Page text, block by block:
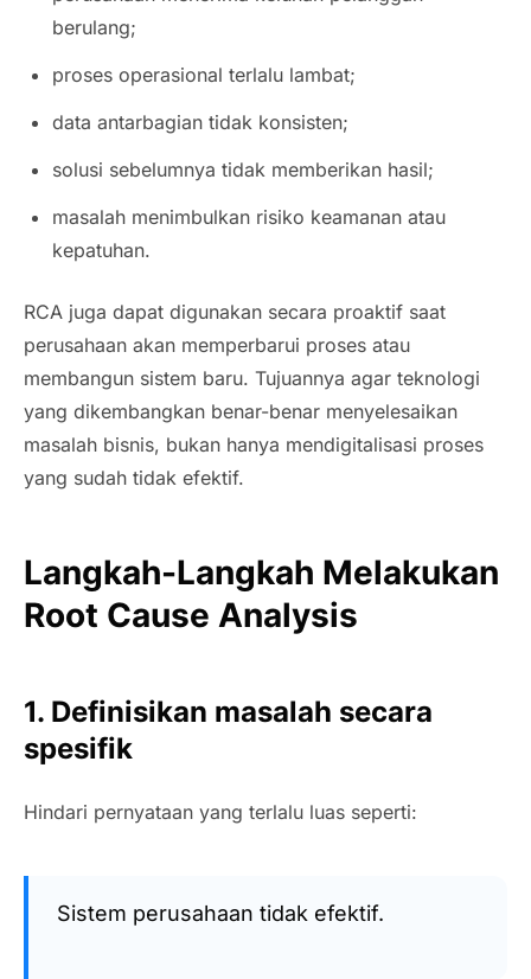
berulang;
proses operasional terlalu lambat;
data antarbagian tidak konsisten;
solusi sebelumnya tidak memberikan hasil;
masalah menimbulkan risiko keamanan atau
kepatuhan.
RCA juga dapat digunakan secara proaktif saat
perusahaan akan memperbarui proses atau
membangun sistem baru. Tujuannya agar teknologi
yang dikembangkan benar-benar menyelesaikan
masalah bisnis, bukan hanya mendigitalisasi proses
yang sudah tidak efektif.
Langkah-Langkah Melakukan
Root Cause Analysis
1. Definisikan masalah secara
spesifik
Hindari pernyataan yang terlalu luas seperti:
Sistem perusahaan tidak efektif.